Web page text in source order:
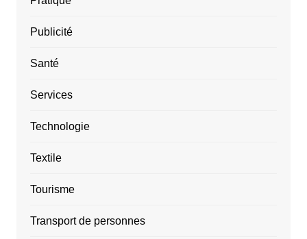
Publicité
Santé
Services
Technologie
Textile
Tourisme
Transport de personnes